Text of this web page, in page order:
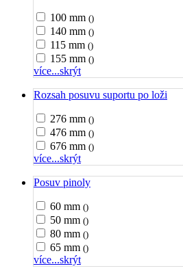
100 mm ()
140 mm ()
115 mm ()
155 mm ()
více...skrýt
Rozsah posuvu suportu po loži
276 mm ()
476 mm ()
676 mm ()
více...skrýt
Posuv pinoly
60 mm ()
50 mm ()
80 mm ()
65 mm ()
více...skrýt